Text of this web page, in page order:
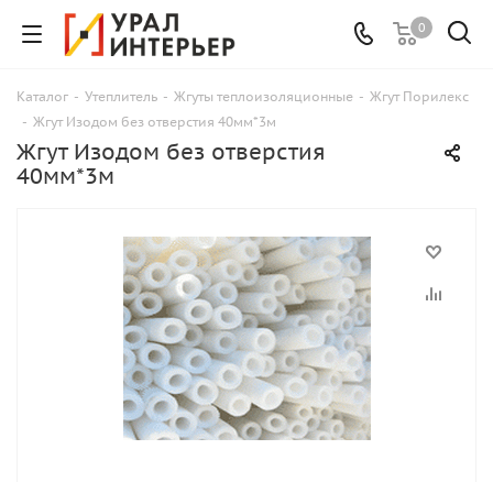
0
Каталог - Утеплитель - Жгуты теплоизоляционные - Жгут Порилекс
- Жгут Изодом без отверстия 40мм*3м
Жгут Изодом без отверстия
40мм*3м